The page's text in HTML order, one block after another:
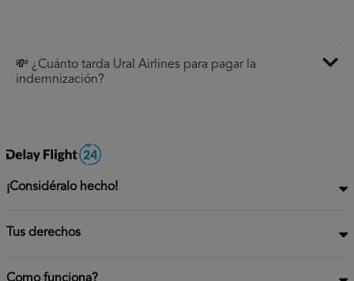
💸 ¿Cuánto tarda Ural Airlines para pagar la
indemnización?
¡Considéralo hecho!
Tus derechos